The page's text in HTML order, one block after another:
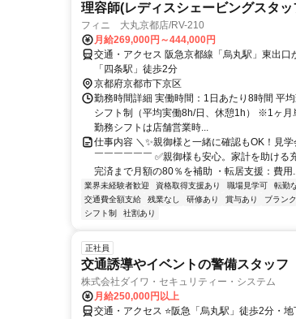
理容師(レディスシェービングスタ
フィニ 大丸京都店/RV-210
月給269,000円～444,000円
交通・アクセス 阪急京都線「烏丸駅」東出
「四条駅」徒歩2分
京都府京都市下京区
勤務時間詳細 実働時間：1日あたり8時間 平
シフト制（平均実働8h/日、休憩1h） ※1ヶ
勤務シフトは店舗営業時...
仕事内容 ＼✨親御様と一緒に確認もOK！見
￣￣￣￣￣￣ ✅親御様も安心。家計を助ける
完済まで月額の80％を補助 ・転居支援：費用
業界未経験者歓迎 資格取得支援あり 職場見学可 転勤
交通費全額支給
残業なし 研修あり 賞与あり ブラン
シフト制
社割あり
正社員
交通誘導やイベントの警備スタッフ
株式会社ダイワ・セキュリティー・システム
月給250,000円以上
交通・アクセス ⭐阪急「烏丸駅」徒歩2分・